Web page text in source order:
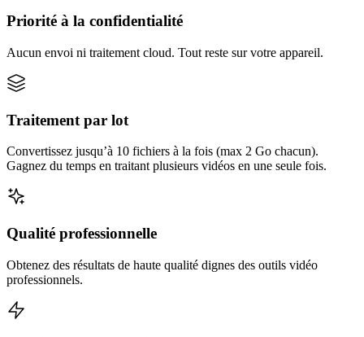
Priorité à la confidentialité
Aucun envoi ni traitement cloud. Tout reste sur votre appareil.
Traitement par lot
Convertissez jusqu’à 10 fichiers à la fois (max 2 Go chacun).
Gagnez du temps en traitant plusieurs vidéos en une seule fois.
Qualité professionnelle
Obtenez des résultats de haute qualité dignes des outils vidéo
professionnels.